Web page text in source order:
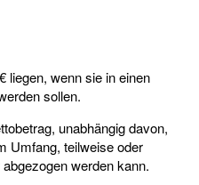
liegen, wenn sie in einen
sollen.
unabhängig davon,
Umfang, teilweise oder
werden kann.